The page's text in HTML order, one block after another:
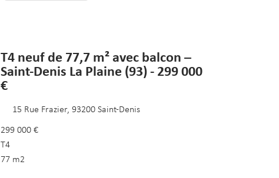
T4 neuf de 77,7 m² avec balcon –
Saint-Denis La Plaine (93) - 299 000
€
15 Rue Frazier, 93200 Saint-Denis
299 000 €
T4
77 m2